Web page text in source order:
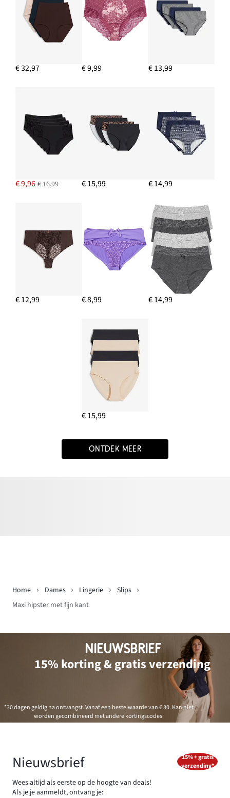
€ 32,97 € 9,99 € 13,99
€ 9,96 € 16,99 € 15,99 € 14,99
€ 12,99 € 8,99 € 14,99
€ 15,99
ONTDEK MEER
Home Dames Lingerie
Slips
Maxi hipster met fijn kant
NIEUWSBRIEF
15% korting & gratis verzending
*30 dagen geldig na ontvangst. Vanaf een bestelwaarde van € 30. Kan niet
worden gecombineerd met andere kortingscodes.
Nieuwsbrief
Wees altijd als eerste op de hoogte van deals!
Als je je aanmeldt, ontvang je:
15% + gratis
verzending*